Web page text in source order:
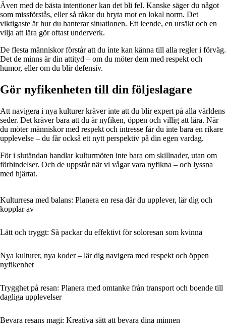
Även med de bästa intentioner kan det bli fel. Kanske säger du något
som missförstås, eller så råkar du bryta mot en lokal norm. Det
viktigaste är hur du hanterar situationen. Ett leende, en ursäkt och en
vilja att lära gör oftast underverk.
De flesta människor förstår att du inte kan känna till alla regler i förväg.
Det de minns är din attityd – om du möter dem med respekt och
humor, eller om du blir defensiv.
Gör nyfikenheten till din följeslagare
Att navigera i nya kulturer kräver inte att du blir expert på alla världens
seder. Det kräver bara att du är nyfiken, öppen och villig att lära. När
du möter människor med respekt och intresse får du inte bara en rikare
upplevelse – du får också ett nytt perspektiv på din egen vardag.
För i slutändan handlar kulturmöten inte bara om skillnader, utan om
förbindelser. Och de uppstår när vi vågar vara nyfikna – och lyssna
med hjärtat.
Kulturresa med balans: Planera en resa där du upplever, lär dig och
kopplar av
Lätt och tryggt: Så packar du effektivt för soloresan som kvinna
Nya kulturer, nya koder – lär dig navigera med respekt och öppen
nyfikenhet
Trygghet på resan: Planera med omtanke från transport och boende till
dagliga upplevelser
Bevara resans magi: Kreativa sätt att bevara dina minnen